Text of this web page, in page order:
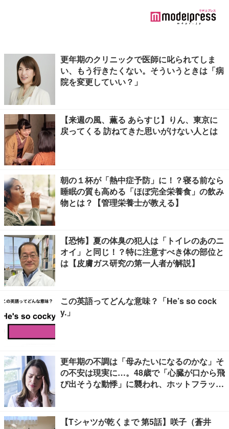
更年期のクリニックで医師に叱られてしま
い、もう行きたくない。そういうときは「病
院を変更していい？」
【来週の風、薫る あらすじ】りん、東京に
戻ってくる 訪ねてきた思いがけない人とは
朝の１杯が「熱中症予防」に！？寝る前なら
睡眠の質も高める「ほぼ完全栄養食」の飲み
物とは？【管理栄養士が教える】
【恐怖】夏の体臭の犯人は「トイレのあのニ
オイ」と同じ！？特に注意すべき体の部位と
は【皮膚ガス研究の第一人者が解説】
この英語ってどんな意味？「He’s so cock
y.」
更年期の不調は「母みたいになるのかな」そ
の不安は現実に…。48歳で「心臓が口から飛
び出そうな動悸」に襲われ、ホットフラッシ
【Tシャツが乾くまで 第5話】咲子（蒼井